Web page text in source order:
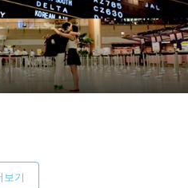
보기